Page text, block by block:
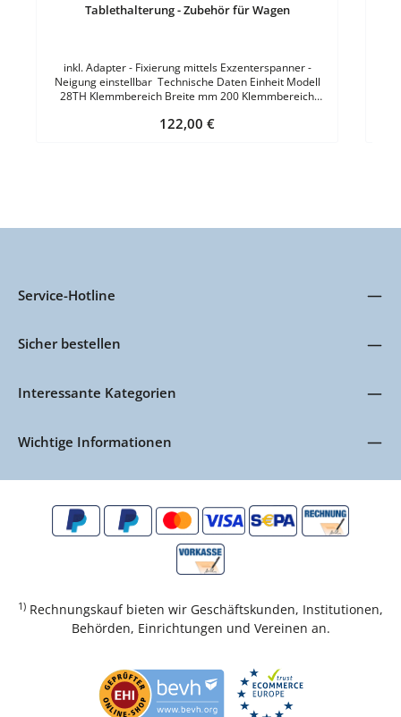
Tablethalterung - Zubehör für Wagen
inkl. Adapter - Fixierung mittels Exzenterspanner -
Neigung einstellbar Technische Daten Einheit Modell
28TH Klemmbereich Breite mm 200 Klemmbereich
Regulärer Preis:
122,00 €
Service-Hotline
Sicher bestellen
Interessante Kategorien
Wichtige Informationen
1) Rechnungskauf bieten wir Geschäftskunden, Institutionen,
Behörden, Einrichtungen und Vereinen an.